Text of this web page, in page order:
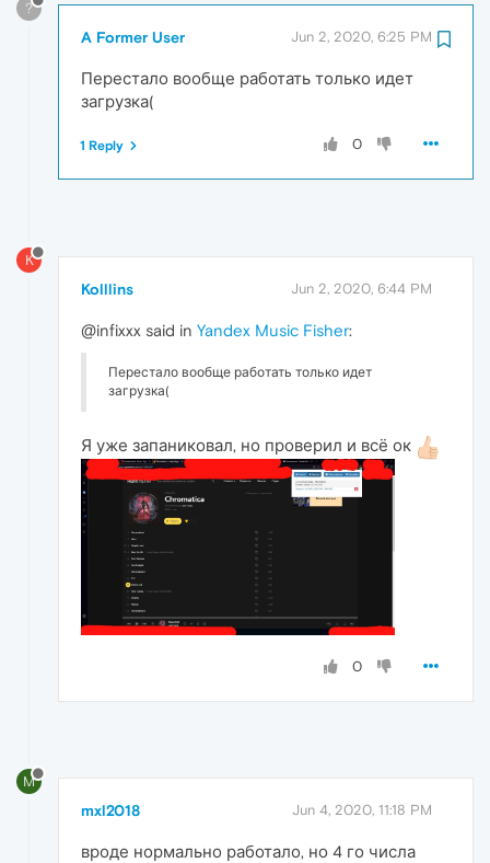
?
A Former User Jun 2, 2020, 6:25 PM
Перестало вообще работать только идет
загрузка(
0
1 Reply
K
Kolllins Jun 2, 2020, 6:44 PM
@infixxx said in Yandex Music Fisher:
Перестало вообще работать только идет
загрузка(
Я уже запаниковал, но проверил и всё ок
0
M
mxl2018 Jun 4, 2020, 11:18 PM
вроде нормально работало, но 4 го числа